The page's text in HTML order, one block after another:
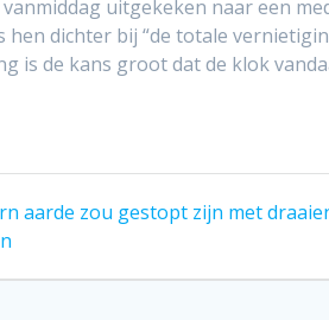
uitgekeken naar een
hen dichter bij “de totale
is de kans groot dat de klok
aarde zou gestopt zijn met